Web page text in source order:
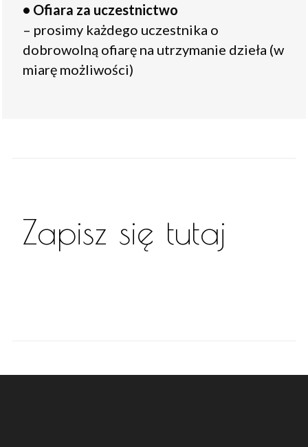
• Ofiara za uczestnictwo
– prosimy każdego uczestnika o
dobrowolną ofiarę na utrzymanie dzieła (w
miarę możliwości)
Zapisz się tutaj